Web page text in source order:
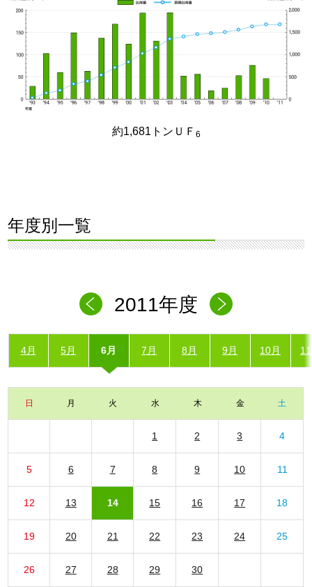
約1,681トンＵＦ 6
年度別一覧
2011年度
4月 5月 6月 7月 8月 9月 10月
日 月 火 水 木 金 土
1 2 3 4
5 6 7 8 9 10 11
12 13 14 15 16 17 18
19 20 21 22 23 24 25
26 27 28 29 30